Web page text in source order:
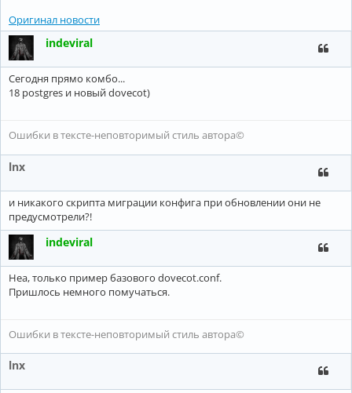
Оригинал новости
indeviral
Сегодня прямо комбо...
18 postgres и новый dovecot)
Ошибки в тексте-неповторимый стиль автора©
lnx
и никакого скрипта миграции конфига при обновлении они не
предусмотрели?!
indeviral
Неа, только пример базового dovecot.conf.
Пришлось немного помучаться.
Ошибки в тексте-неповторимый стиль автора©
lnx